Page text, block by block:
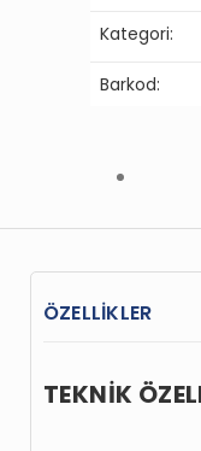
Kategori:
Barkod:
ÖZELLİKLER
TEKNİK